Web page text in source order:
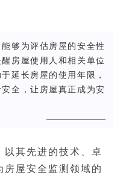
够为评估房屋的安全性
房屋使用人和相关单位
延长房屋的使用年限，
全，让房屋真正成为安
以其先进的技术、卓
房屋安全监测领域的